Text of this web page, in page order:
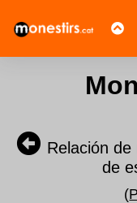
Relación
de
(